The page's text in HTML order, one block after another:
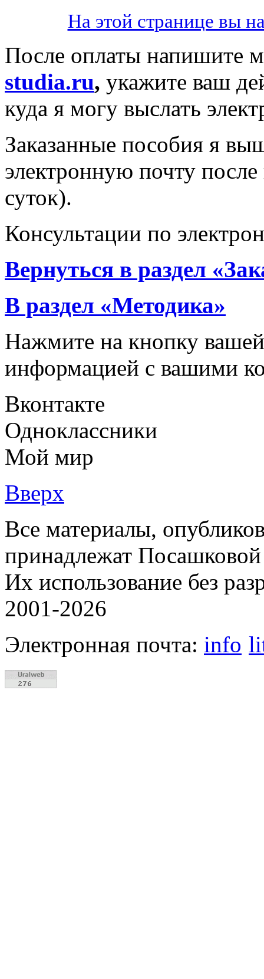
На этой странице вы
После оплаты напишите
studia.ru, укажите ваш
куда я могу выслать
Заказанные пособия я
электронную почту
суток).
Консультации по
Вернуться в раздел
В раздел «Методика»
Нажмите на кнопку
информацией с вашими
Вконтакте
Одноклассники
Мой мир
Вверх
Все материалы,
принадлежат
Их использование без
2001-2026
Электронная почта: info